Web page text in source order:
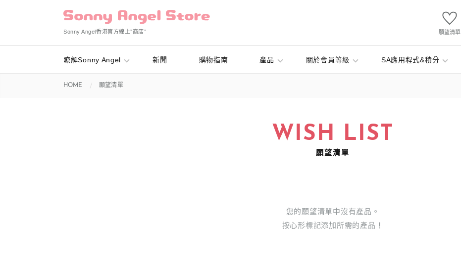
Sonny Angel香港官方線上”商店” 願望清單
瞭解Sonny Angel 新聞 購物指南 產品 關於會員等級 SA應用程式&積分
HOME 願望清單
WISH LIST
願望清單
您的願望清單中沒有產品。
按心形標記添加所需的產品！